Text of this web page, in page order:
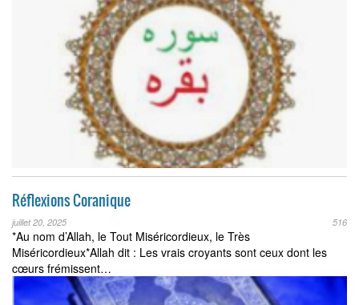
Réflexions Coranique
juillet 20, 2025 516
*Au nom d’Allah, le Tout Miséricordieux, le Très
Miséricordieux*Allah dit : Les vrais croyants sont ceux dont les
cœurs frémissent…